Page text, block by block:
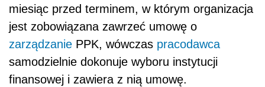
miesiąc przed terminem, w którym organizacja
jest zobowiązana zawrzeć umowę o
zarządzanie PPK, wówczas pracodawca
samodzielnie dokonuje wyboru instytucji
finansowej i zawiera z nią umowę.